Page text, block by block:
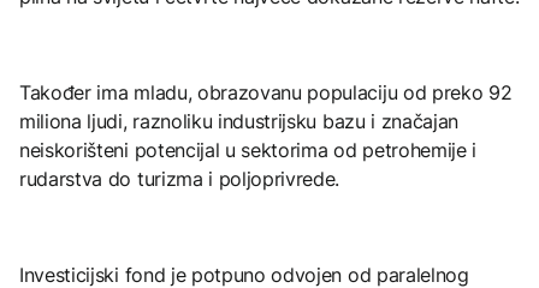
Također ima mladu, obrazovanu populaciju od preko 92
miliona ljudi, raznoliku industrijsku bazu i značajan
neiskorišteni potencijal u sektorima od petrohemije i
rudarstva do turizma i poljoprivrede.
Investicijski fond je potpuno odvojen od paralelnog